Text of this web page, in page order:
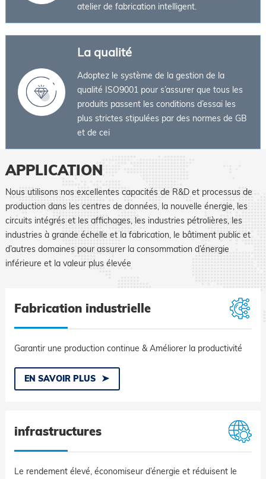
atelier de fabrication intelligent.
La qualité
Adoptez le système de la gestion de la
qualité ISO9001 pour s’assurer que tous les
produits passent les conditions d’essai les
plus strictes stipulées par des normes de GB
et de cei
APPLICATION
Nous utilisons nos excellentes capacités de R&D et processus de
production dans les centres de données, la nouvelle énergie, les
circuits intégrés et les affichages, les industries pétrolières, les
industries à grande échelle et la fabrication, le bâtiment public et
d’autres domaines pour assurer la consommation d’énergie
inférieure et la valeur plus élevée
Fabrication industrielle
Garantir une production continue & Améliorer la productivité
EN SAVOIR PLUS
infrastructures
Le rendement élevé, économiseur d’énergie et réduisent le